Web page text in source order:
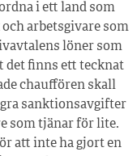
i ett land som
arbetsgivare som
löner som
det finns ett tecknat
chauffören skall
sanktionsavgifter
som tjänar för lite.
att inte ha gjort en